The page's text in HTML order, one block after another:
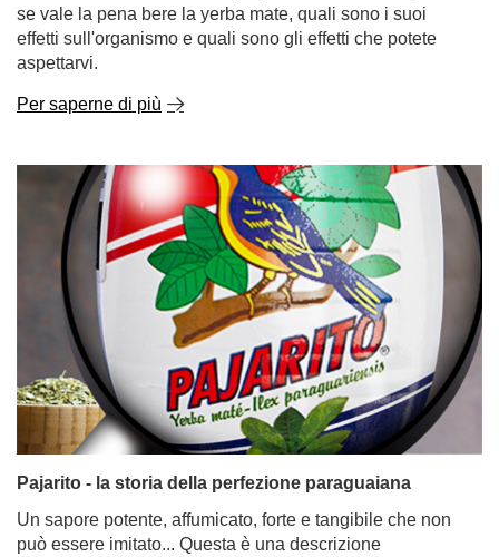
se vale la pena bere la yerba mate, quali sono i suoi
effetti sull'organismo e quali sono gli effetti che potete
aspettarvi.
Per saperne di più
Pajarito - la storia della perfezione paraguaiana
Un sapore potente, affumicato, forte e tangibile che non
può essere imitato... Questa è una descrizione